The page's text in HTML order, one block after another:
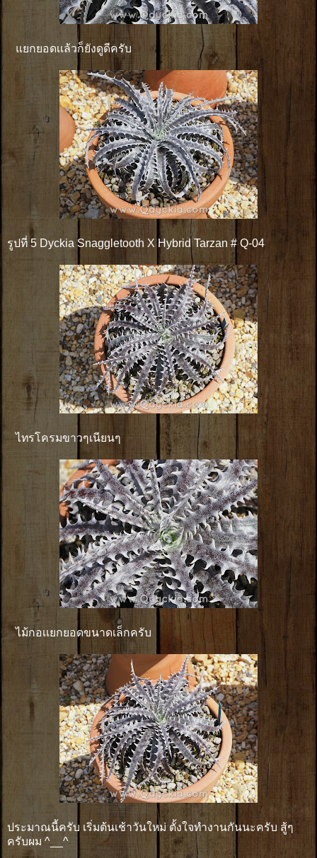
แยกยอดเเล้วก็ยังดูดีครับ
รูปที่ 5 Dyckia Snaggletooth X Hybrid Tarzan # Q-04
ไทรโครมขาวๆเนียนๆ
ไม้กอเเยกยอดขนาดเล็กครับ
ประมาณนี้ครับ เริ่มต้นเช้าวันใหม่ ตั้งใจทำงานกันนะครับ สู้ๆ
ครับผม ^__^